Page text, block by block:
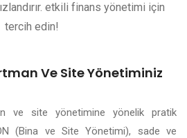
etkili finans yönetimi için
tercih edin!
Ve Site Yönetiminiz
ve site yönetimine yönelik pratik
(Bina ve Site Yönetimi), sade ve